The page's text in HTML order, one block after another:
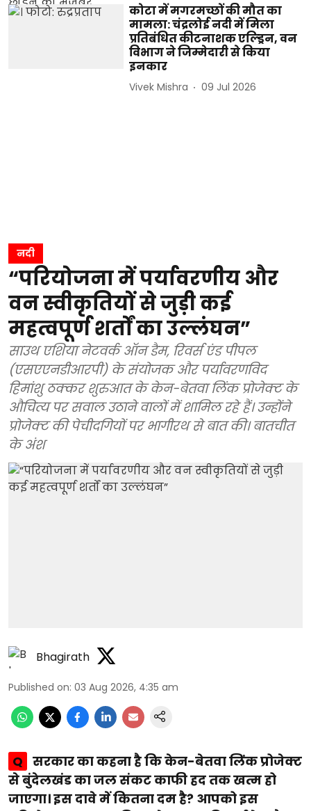
कोटा में मगरमच्छों की मौत का
मामला: चंद्रलोई नदी में मिला
प्रतिबंधित कीटनाशक एल्ड्रिन, वन
विभाग ने जिम्मेदारी से किया
इनकार
Vivek Mishra 09 Jul 2026
नदी
“परियोजना में पर्यावरणीय और
वन स्वीकृतियों से जुड़ी कई
महत्वपूर्ण शर्तों का उल्लंघन”
साउथ एशिया नेटवर्क ऑन डैम, रिवर्स एंड पीपल
(एसएएनडीआरपी) के संयोजक और पर्यावरणविद
हिमांशु ठक्कर शुरुआत के केन-बेतवा लिंक प्रोजेक्ट के
औचित्य पर सवाल उठाने वालों में शामिल रहे हैं। उन्होंने
प्रोजेक्ट की पेचीदगियों पर भागीरथ से बात की। बातचीत
के अंश
Bhagirath
Published on: 03 Aug 2026, 4:35 am
Q सरकार का कहना है कि केन-बेतवा लिंक प्रोजेक्ट
से बुंदेलखंड का जल संकट काफी हद तक खत्म हो
जाएगा। इस दावे में कितना दम है? आपको इस